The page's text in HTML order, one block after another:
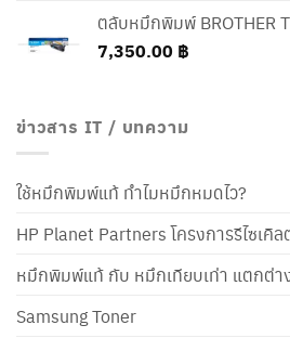
ตลับหมึกพิมพ์ BROTHER
7,350.00 ฿
ข่าวสาร IT / บทความ
ใช้หมึกพิมพ์แท้ ทำไมหมึกหมดไว?
HP Planet Partners โครงการรีไซเคิ
หมึกพิมพ์แท้ กับ หมึกเทียบเท่า แตกต่า
Samsung Toner